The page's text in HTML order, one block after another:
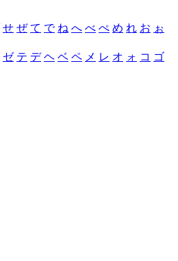
せ ぜ て で ね へ べ ぺ め れ お ぉ
ゼ テ デ ヘ ベ ペ メ レ オ ォ コ ゴ